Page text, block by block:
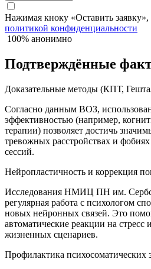
Нажимая кноку «Оставить заявку»,
политикой конфиденциальности
100% анонимно
Подтверждённые
Доказательные методы (КПТ,
Согласно данным ВОЗ,
эффективностью (например,
терапии) позволяет достичь
тревожных расстройствах и
сессий.
Нейропластичность и коррекция
Исследования НМИЦ ПН им.
регулярная работа с психологом
новых нейронных связей. Это
автоматические реакции на
жизненных сценариев.
Профилактика психосоматических